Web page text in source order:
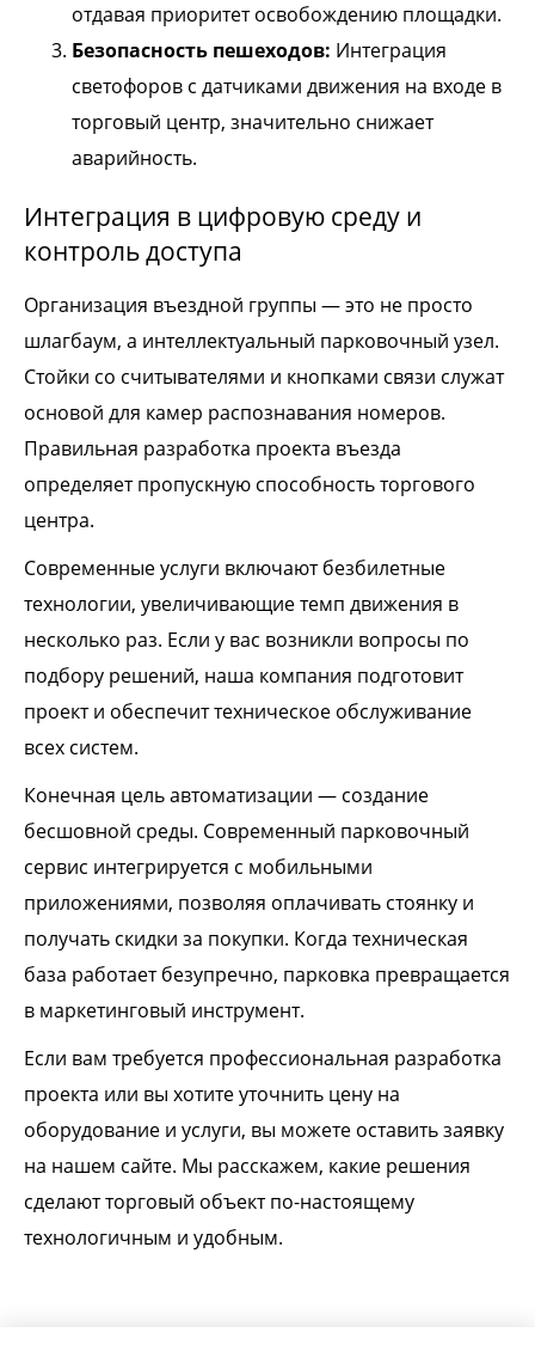
отдавая приоритет освобождению площадки.
Безопасность пешеходов: Интеграция
светофоров с датчиками движения на входе в
торговый центр, значительно снижает
аварийность.
Интеграция в цифровую среду и
контроль доступа
Организация въездной группы — это не просто
шлагбаум, а интеллектуальный парковочный узел.
Стойки со считывателями и кнопками связи служат
основой для камер распознавания номеров.
Правильная разработка проекта въезда
определяет пропускную способность торгового
центра.
Современные услуги включают безбилетные
технологии, увеличивающие темп движения в
несколько раз. Если у вас возникли вопросы по
подбору решений, наша компания подготовит
проект и обеспечит техническое обслуживание
всех систем.
Конечная цель автоматизации — создание
бесшовной среды. Современный парковочный
сервис интегрируется с мобильными
приложениями, позволяя оплачивать стоянку и
получать скидки за покупки. Когда техническая
база работает безупречно, парковка превращается
в маркетинговый инструмент.
Если вам требуется профессиональная разработка
проекта или вы хотите уточнить цену на
оборудование и услуги, вы можете оставить заявку
на нашем сайте. Мы расскажем, какие решения
сделают торговый объект по-настоящему
технологичным и удобным.